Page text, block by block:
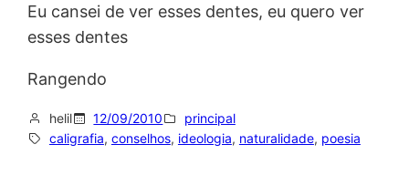
Eu cansei de ver esses dentes, eu quero ver
esses dentes
Rangendo
helil 12/09/2010
principal
caligrafia, conselhos, ideologia, naturalidade, poesia